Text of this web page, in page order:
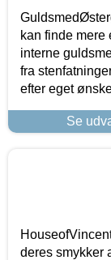
kan finde
interne
fra
efter eget
Se
deres smykker